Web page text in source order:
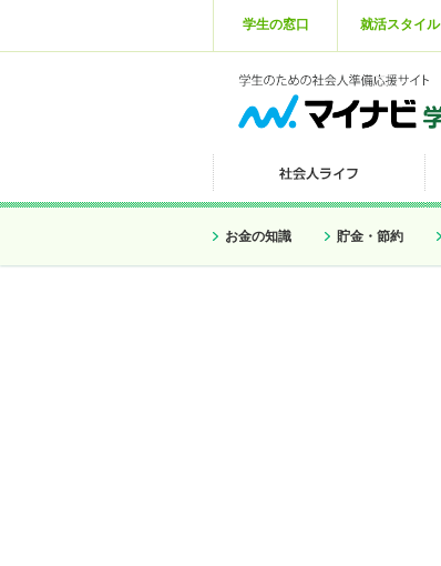
学生の窓口 就活スタイル
お金の知識 貯金・節約